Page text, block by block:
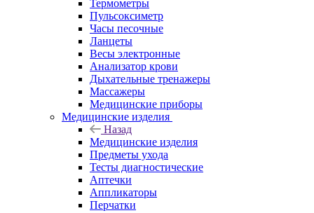
Термометры
Пульсоксиметр
Часы песочные
Ланцеты
Весы электронные
Анализатор крови
Дыхательные тренажеры
Массажеры
Медицинские приборы
Медицинские изделия
Назад
Медицинские изделия
Предметы ухода
Тесты диагностические
Аптечки
Аппликаторы
Перчатки